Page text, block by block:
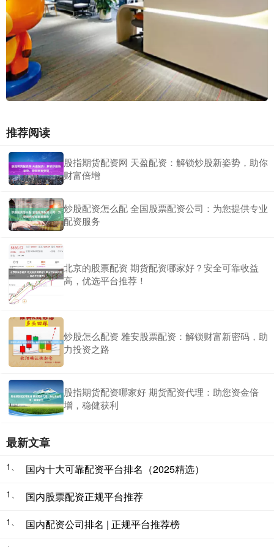
推荐阅读
股指期货配资网 天盈配资：解锁炒股新姿势，助你
财富倍增
炒股配资怎么配 全国股票配资公司：为您提供专业
配资服务
北京的股票配资 期货配资哪家好？安全可靠收益
高，优选平台推荐！
炒股怎么配资 雅安股票配资：解锁财富新密码，助
力投资之路
股指期货配资哪家好 期货配资代理：助您资金倍
增，稳健获利
最新文章
1、 国内十大可靠配资平台排名（2025精选）
1、 国内股票配资正规平台推荐
1、 国内配资公司排名 | 正规平台推荐榜